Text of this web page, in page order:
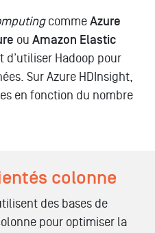
comme Azure
ou Amazon Elastic
d’utiliser Hadoop pour
Sur Azure HDInsight,
en fonction du nombre
colonne
des bases de
pour optimiser la